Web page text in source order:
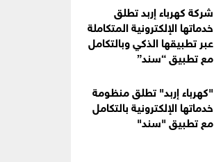
شركة كهرباء إربد تطلق
خدماتها الإلكترونية المتكاملة
عبر تطبيقها الذكي وبالتكامل
مع تطبيق “سند”
"كهرباء إربد" تطلق منظومة
خدماتها الإلكترونية بالتكامل
مع تطبيق "سند"